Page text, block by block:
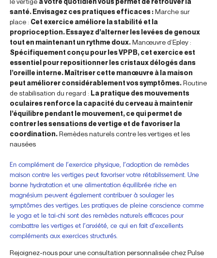
santé. Envisagez ces pratiques efficaces :Marche sur
place : Cet exercice améliore la stabilité et la
proprioception. Essayez d’alterner les levées de genoux
tout en maintenant un rythme doux.Manœuvre d’Epley :
Spécifiquement conçu pour les VPPB, cet exercice est
essentiel pour repositionner les cristaux délogés dans
l’oreille interne. Maîtriser cette manœuvre à la maison
peut améliorer considérablement vos symptômes.Routine
de stabilisation du regard : La pratique des mouvements
oculaires renforce la capacité du cerveau à maintenir
l’équilibre pendant le mouvement, ce qui permet de
contrer les sensations de vertige et de favoriser la
coordination.Remèdes naturels contre les vertiges et les
nausées
En complément de l’exercice physique, l’adoption de remèdes
maison contre les vertiges peut favoriser votre rétablissement. Une
bonne hydratation et une alimentation équilibrée riche en
magnésium peuvent également contribuer à soulager les
symptômes des vertiges. Les pratiques de pleine conscience comme
le yoga et le tai-chi sont des remèdes naturels efficaces pour
combattre les vertiges et l’anxiété, ce qui en fait d’excellents
compléments aux exercices structurés.
Rejoignez-nous pour une consultation personnalisée chez Pulse